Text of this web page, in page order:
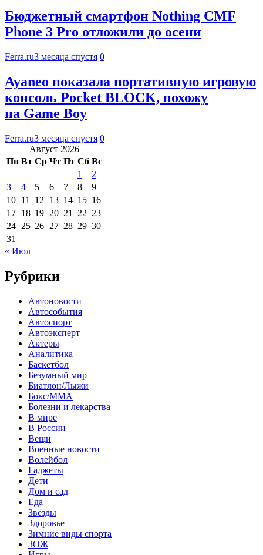
Бюджетный смартфон Nothing CMF
Phone 3 Pro отложили до осени
Ferra.ru3 месяца спустя 0
Ayaneo показала портативную игровую
консоль Pocket BLOCK, похожу
на Game Boy
Ferra.ru3 месяца спустя 0
Август 2026
Пн Вт Ср Чт Пт Сб Вс
1
2
3
4 5 6 7 8
9
10 11 12 13 14 15 16
17 18 19 20 21 22 23
24 25 26 27 28 29 30
31
« Июл
Рубрики
Автоновости
Автособытия
Автоспорт
Автоэксперт
Актеры
Аналитика
Баскетбол
Безумный мир
Биатлон/Лыжи
Бокс/MMA
Болезни и лекарства
В мире
В России
Вещи
Военные новости
Волейбол
Гаджеты
Дети
Дом и сад
Еда
Звёзды
Здоровье
Зимние виды спорта
ЗОЖ